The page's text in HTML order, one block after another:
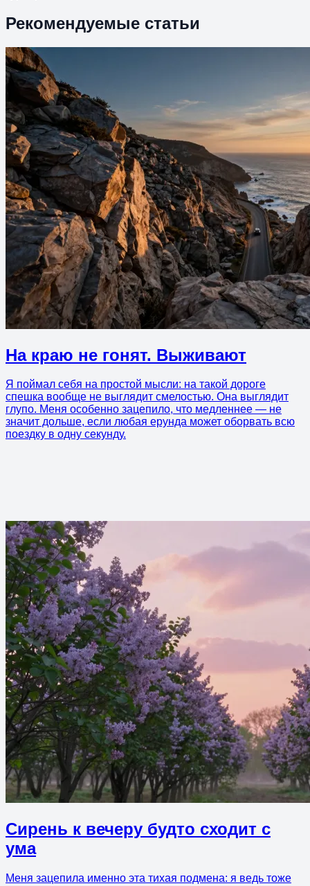
Рекомендуемые статьи
На краю не гонят. Выживают
Я поймал себя на простой мысли: на такой дороге
спешка вообще не выглядит смелостью. Она выглядит
глупо. Меня особенно зацепило, что медленнее — не
значит дольше, если любая ерунда может оборвать всю
поездку в одну секунду.
Сирень к вечеру будто сходит с
ума
Меня зацепила именно эта тихая подмена: я ведь тоже